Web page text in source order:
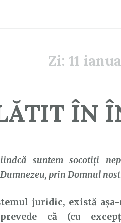
Zi: 11
ÎN
iindcă suntem socotiţi
Dumnezeu, prin Domnul
juridic, există așa-
prevede că (cu